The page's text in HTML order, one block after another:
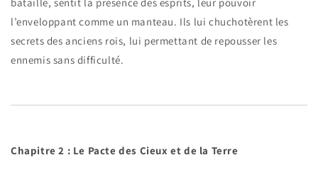
l’enveloppant comme un manteau. Ils lui chuchotèrent les
secrets des anciens rois, lui permettant de repousser les
ennemis sans difficulté.
Chapitre 2 : Le Pacte des Cieux et de la Terre